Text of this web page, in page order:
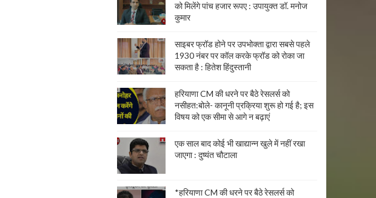
को मिलेंगे पांच हजार रूपए : उपायुक्त डॉ. मनोज
कुमार
साइबर फ्रॉड होने पर उपभोक्ता द्वारा सबसे पहले
1930 नंबर पर कॉल करके फ्रॉड को रोका जा
सकता है : हितेश हिंदुस्तानी
हरियाणा CM की धरने पर बैठे रेसलर्स को
नसीहत:बोले- कानूनी प्रक्रिया शुरू हो गई है; इस
विषय को एक सीमा से आगे न बढ़ाएं
एक साल बाद कोई भी खाद्यान्न खुले में नहीं रखा
जाएगा : दुष्यंत चौटाला
*हरियाणा CM की धरने पर बैठे रेसलर्स को